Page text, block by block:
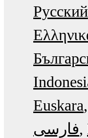
Русский
Euskara
فارسی